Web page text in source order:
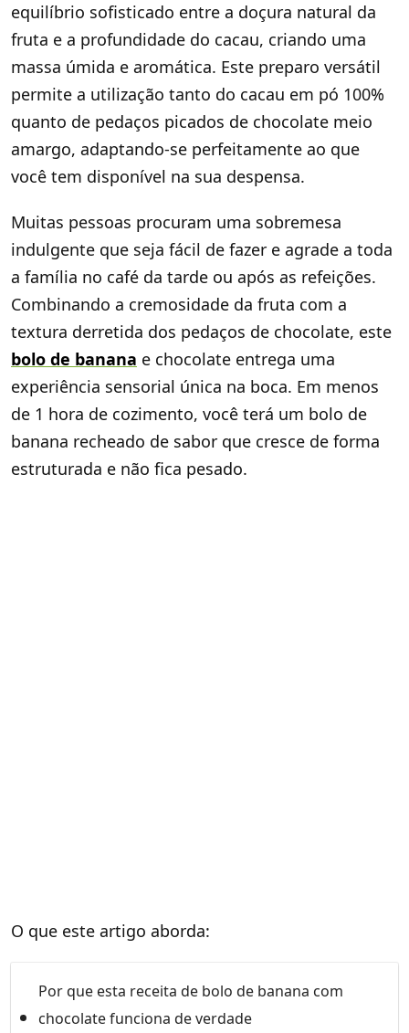
equilíbrio sofisticado entre a doçura natural da
fruta e a profundidade do cacau, criando uma
massa úmida e aromática. Este preparo versátil
permite a utilização tanto do cacau em pó 100%
quanto de pedaços picados de chocolate meio
amargo, adaptando-se perfeitamente ao que
você tem disponível na sua despensa.
Muitas pessoas procuram uma sobremesa
indulgente que seja fácil de fazer e agrade a toda
a família no café da tarde ou após as refeições.
Combinando a cremosidade da fruta com a
textura derretida dos pedaços de chocolate, este
bolo de banana e chocolate entrega uma
experiência sensorial única na boca. Em menos
de 1 hora de cozimento, você terá um bolo de
banana recheado de sabor que cresce de forma
estruturada e não fica pesado.
O que este artigo aborda:
Por que esta receita de bolo de banana com
chocolate funciona de verdade